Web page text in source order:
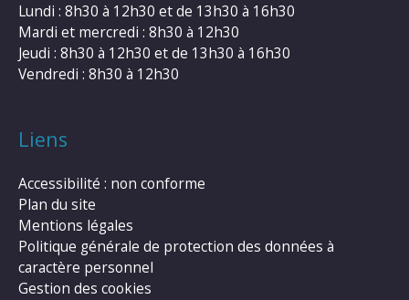
Lundi : 8h30 à 12h30 et de 13h30 à 16h30
Mardi et mercredi : 8h30 à 12h30
Jeudi : 8h30 à 12h30 et de 13h30 à 16h30
Vendredi : 8h30 à 12h30
Liens
Accessibilité : non conforme
Plan du site
Mentions légales
Politique générale de protection des données à
caractère personnel
Gestion des cookies